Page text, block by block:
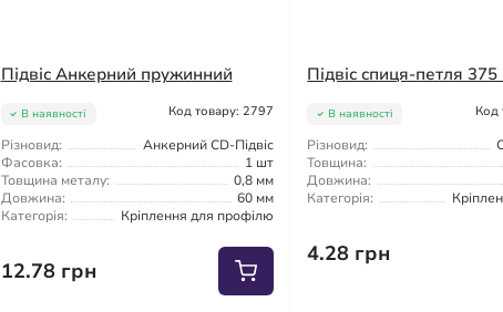
Підвіс Анкерний пружинний
В наявності Код товару: 2797
Різновид:
Анкерний CD-Підвіс
Фасовка:
1 шт
Товщина металу:
0,8 мм
Довжина:
60 мм
Категорія:
Кріплення для профілю
12.78 грн
Підвіс спиця-петля
В наявності Код
Різновид:
Товщина:
Довжина:
Категорія:
4.28 грн